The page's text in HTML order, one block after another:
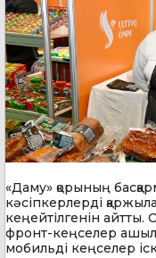
«Даму» қорының
кәсіпкерлерді
кеңейтілгенін
фронт-кеңселер
мобильді кеңселер